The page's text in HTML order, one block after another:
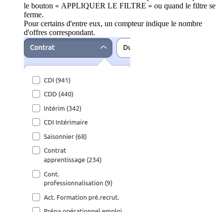
le bouton « APPLIQUER LE FILTRE » ou quand le filtre se
ferme.
Pour certains d'entre eux, un compteur indique le nombre
d'offres correspondant.